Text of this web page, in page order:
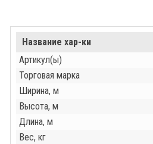
Название хар-ки
Артикул(ы)
Торговая марка
Ширина, м
Высота, м
Длина, м
Вес, кг